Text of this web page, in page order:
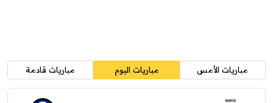
مباريات الأمس مباريات اليوم مباريات قادمة